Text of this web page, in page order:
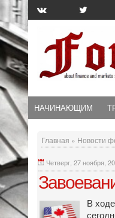
НАЧИНАЮЩИМ
Главная » Новости
Четверг, 27 ноября,
В